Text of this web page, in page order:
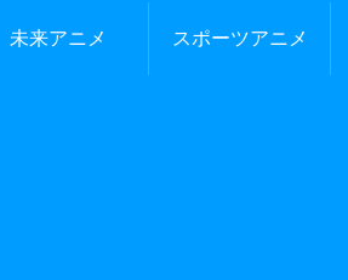
未来アニメ スポーツアニメ